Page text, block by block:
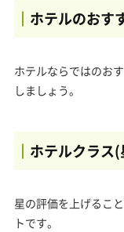
ホテルのおす
ホテルならではのお
しましょう。
ホテルクラス
星の評価を上げるこ
トです。